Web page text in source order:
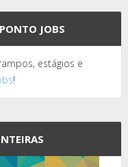
JOBS
estágios e
!